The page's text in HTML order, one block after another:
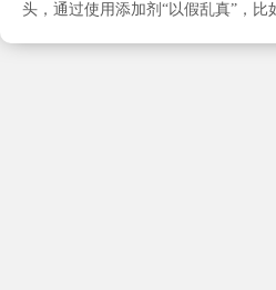
头，通过使用添加剂“以假乱真”，比
面包”